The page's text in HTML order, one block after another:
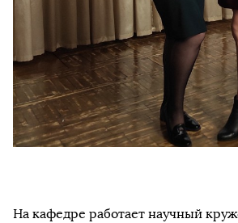
На кафедре работает научный